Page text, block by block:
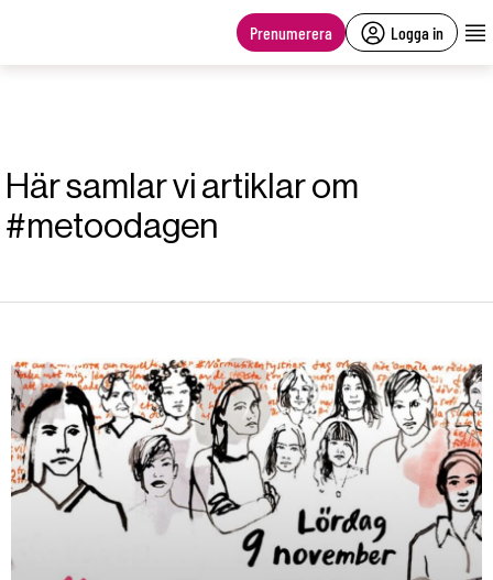
Prenumerera Logga in
Här samlar vi artiklar om
#metoodagen